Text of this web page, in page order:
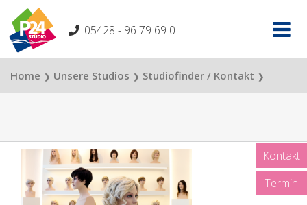
content
05428 - 96 79 69 0
Home ❯ Unsere Studios ❯ Studiofinder / Kontakt ❯
Kontakt
Termin